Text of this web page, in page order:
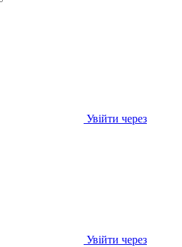
Увійти через
Увійти через